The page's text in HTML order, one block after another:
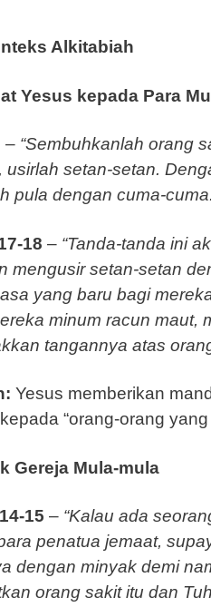
Alkitabiah
Yesus kepada Para
– “Sembuhkanlah orang
usirlah setan-setan.
pula dengan cuma-
18 – “Tanda-tanda ini
mengusir setan-setan
yang baru bagi
minum racun maut,
tangannya atas
Yesus memberikan
“orang-orang
Gereja Mula-mula
15 – “Kalau ada
penatua jemaat,
dengan minyak demi
orang sakit itu dan